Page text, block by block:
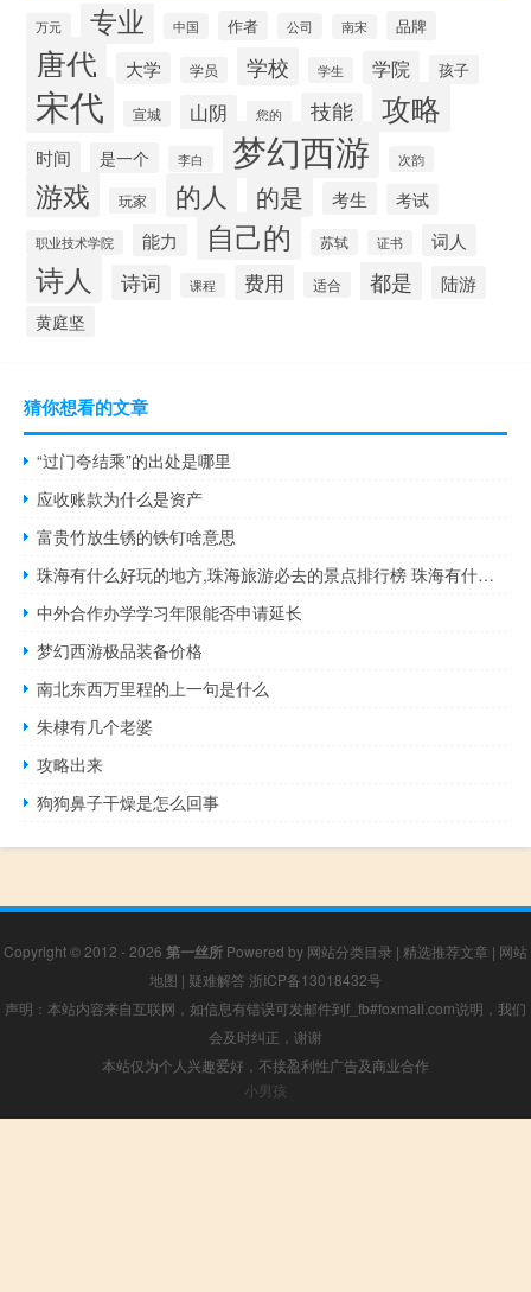
万元 专业 中国 作者 公司 南宋 品牌
唐代 大学 学员 学校 学生 学院 孩子
宋代 宣城 山阴 您的 技能 攻略
时间 是一个 李白 梦幻西游 次韵
游戏 玩家 的人 的是 考生 考试
职业技术学院 能力 自己的 苏轼 证书 词人
诗人 诗词 课程 费用 适合 都是 陆游
黄庭坚
猜你想看的文章
“过门夸结乘”的出处是哪里
应收账款为什么是资产
富贵竹放生锈的铁钉啥意思
珠海有什么好玩的地方,珠海旅游必去的景点排行榜 珠海有什么好玩的
中外合作办学学习年限能否申请延长
梦幻西游极品装备价格
南北东西万里程的上一句是什么
朱棣有几个老婆
攻略出来
狗狗鼻子干燥是怎么回事
Copyright © 2012 - 2026 第一丝所 Powered by 网站分类目录 | 精选推荐文章 | 网站
地图 | 疑难解答 浙ICP备13018432号
声明：本站内容来自互联网，如信息有错误可发邮件到f_fb#foxmail.com说明，我们
会及时纠正，谢谢
本站仅为个人兴趣爱好，不接盈利性广告及商业合作
小男孩